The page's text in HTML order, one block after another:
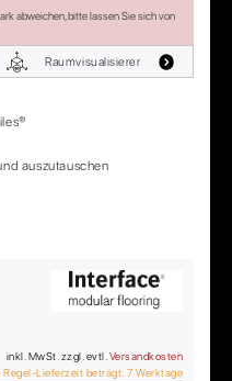
abweichen, bitte lassen Sie sich von
Raumvisualisierer
auszutauschen
inkl. MwSt. zzgl. evtl. Versandkosten
Regel-Lieferzeit beträgt: 7 Werktage